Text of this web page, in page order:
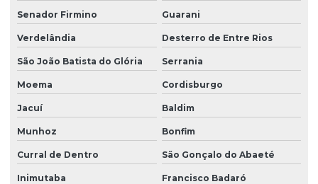
Senador Firmino Guarani
Verdelândia Desterro de Entre Rios
São João Batista do Glória Serrania
Moema Cordisburgo
Jacuí Baldim
Munhoz Bonfim
Curral de Dentro São Gonçalo do Abaeté
Inimutaba Francisco Badaró